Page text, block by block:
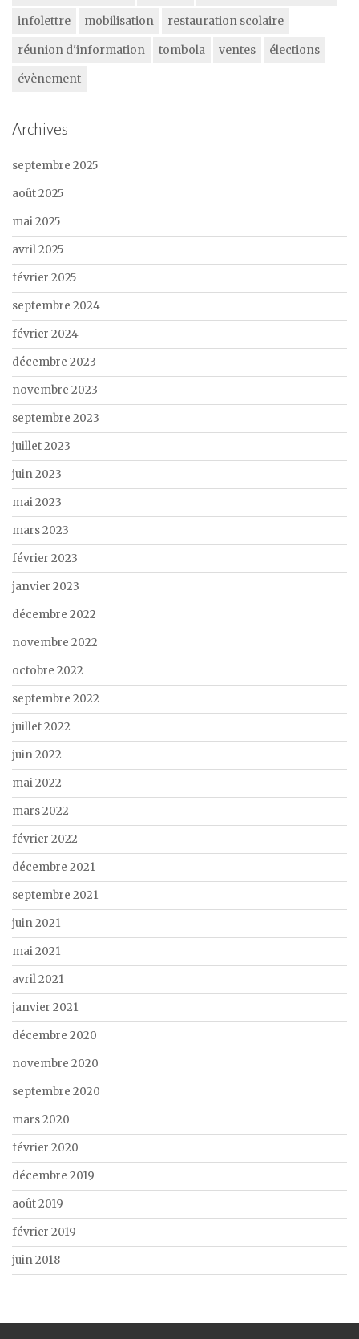
infolettre
mobilisation
restauration scolaire
réunion d'information
tombola ventes
élections
évènement
Archives
septembre 2025
août 2025
mai 2025
avril 2025
février 2025
septembre 2024
février 2024
décembre 2023
novembre 2023
septembre 2023
juillet 2023
juin 2023
mai 2023
mars 2023
février 2023
janvier 2023
décembre 2022
novembre 2022
octobre 2022
septembre 2022
juillet 2022
juin 2022
mai 2022
mars 2022
février 2022
décembre 2021
septembre 2021
juin 2021
mai 2021
avril 2021
janvier 2021
décembre 2020
novembre 2020
septembre 2020
mars 2020
février 2020
décembre 2019
août 2019
février 2019
juin 2018